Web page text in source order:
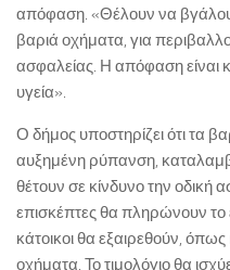
απόφαση. «Θέλουν να
βαριά οχήματα, για
ασφαλείας. Η απόφαση είναι
υγεία».
Ο δήμος υποστηρίζει ότι τα
αυξημένη ρύπανση,
θέτουν σε κίνδυνο την οδική
επισκέπτες θα πληρώνουν το
κάτοικοι θα εξαιρεθούν, όπως
οχήματα. Το τιμολόγιο θα